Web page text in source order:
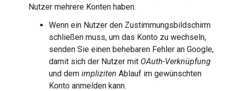
Nutzer mehrere Konten haben.
Wenn ein Nutzer den Zustimmungsbildschirm
schließen muss, um das Konto zu wechseln,
senden Sie einen behebaren Fehler an Google,
damit sich der Nutzer mit OAuth-Verknüpfung
und dem impliziten Ablauf im gewünschten
Konto anmelden kann.